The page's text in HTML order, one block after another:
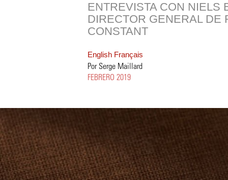
ENTREVISTA CON NIELS
DIRECTOR GENERAL DE
CONSTANT
English Français
Por Serge Maillard
FEBRERO 2019